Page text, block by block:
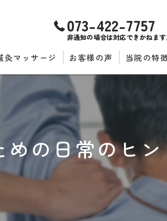
073-422-7757
非通知の場合は対応できかねます
灸マッサージ お客様の声
推薦者の声
当院の特
腰痛
の日常のヒ